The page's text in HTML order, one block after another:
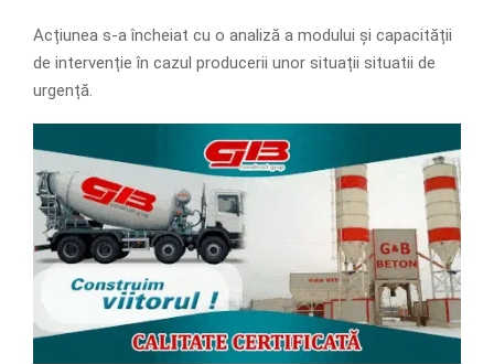
Acțiunea s-a încheiat cu o analiză a modului și capacității
de intervenție în cazul producerii unor situații situatii de
urgență.